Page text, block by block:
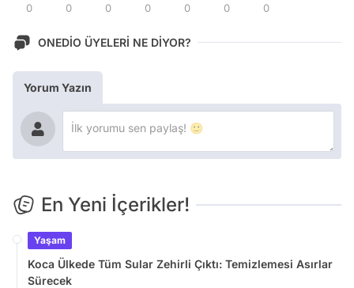
0 0 0 0 0 0 0
ONEDİO ÜYELERİ NE DİYOR?
Yorum Yazın
En Yeni İçerikler!
Yaşam
Koca Ülkede Tüm Sular Zehirli Çıktı: Temizlemesi Asırlar
Sürecek